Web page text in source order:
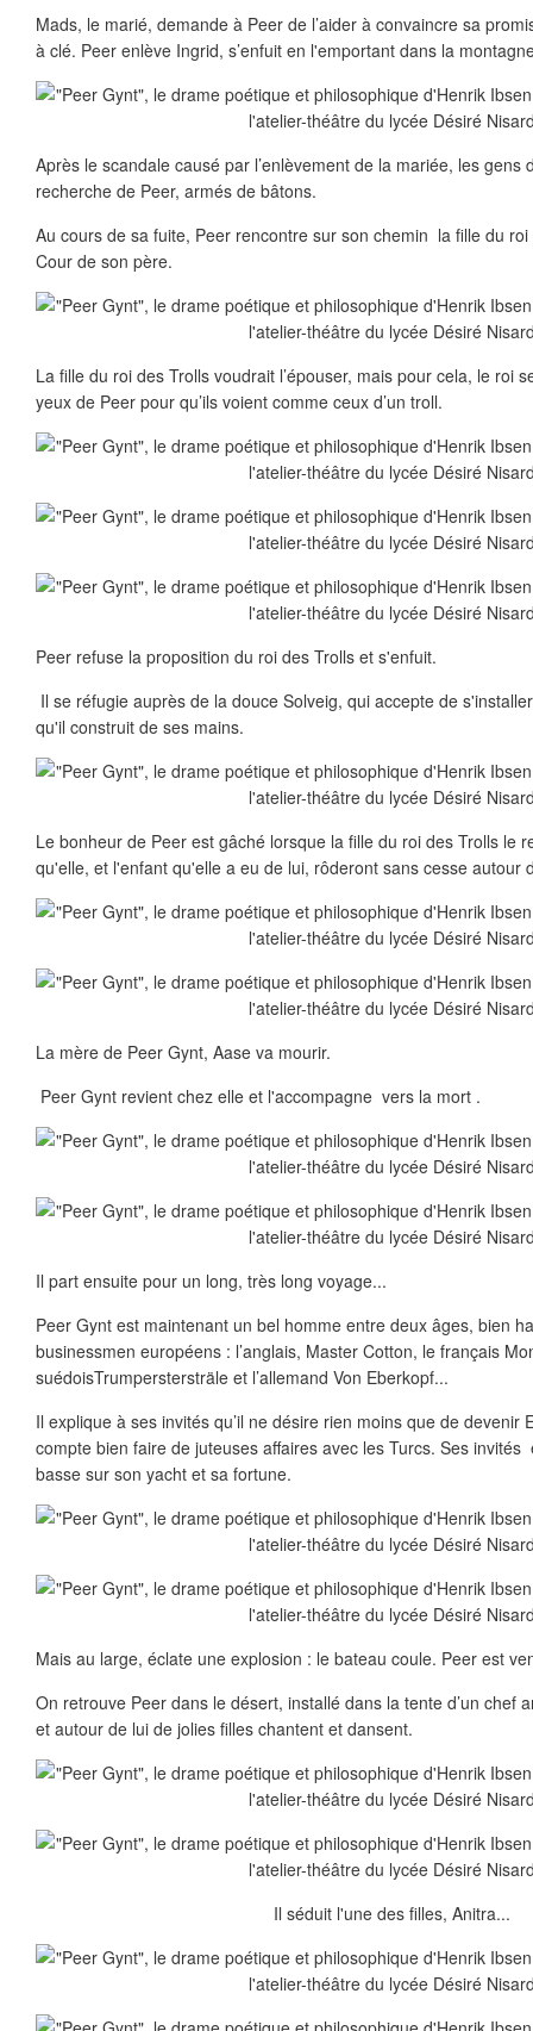
Mads, le marié, demande à Peer de l’aider à convaincre sa
à clé. Peer enlève Ingrid, s’enfuit en l'emportant dans la
Après le scandale causé par l’enlèvement de la mariée, les
recherche de Peer, armés de bâtons.
Au cours de sa fuite, Peer rencontre sur son chemin la fille du roi
Cour de son père.
La fille du roi des Trolls voudrait l’épouser, mais pour cela, le roi
yeux de Peer pour qu’ils voient comme ceux d’un troll.
Peer refuse la proposition du roi des Trolls et s'enfuit.
Il se réfugie auprès de la douce Solveig, qui accepte de
qu'il construit de ses mains.
Le bonheur de Peer est gâché lorsque la fille du roi des Trolls le
qu'elle, et l'enfant qu'elle a eu de lui, rôderont sans cesse autour
La mère de Peer Gynt, Aase va mourir.
Peer Gynt revient chez elle et l'accompagne vers la mort .
Il part ensuite pour un long, très long voyage...
Peer Gynt est maintenant un bel homme entre deux âges, bien
businessmen européens : l’anglais, Master Cotton, le français
suédoisTrumperstersträle et l’allemand Von Eberkopf...
Il explique à ses invités qu’il ne désire rien moins que de devenir
compte bien faire de juteuses affaires avec les Turcs. Ses
basse sur son yacht et sa fortune.
Mais au large, éclate une explosion : le bateau coule. Peer est
On retrouve Peer dans le désert, installé dans la tente d’un chef
et autour de lui de jolies filles chantent et dansent.
Il séduit l'une des filles, Anitra...